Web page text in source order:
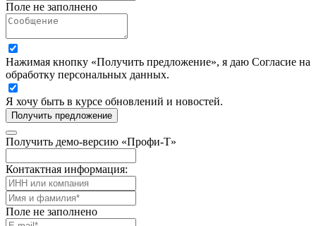
Поле не заполнено
Нажимая кнопку «Получить предложение», я даю Согласие на
обработку персональных данных.
Я хочу быть в курсе обновлений и новостей.
Получить предложение
Получить демо-версию «Профи-Т»
Контактная информация:
Поле не заполнено